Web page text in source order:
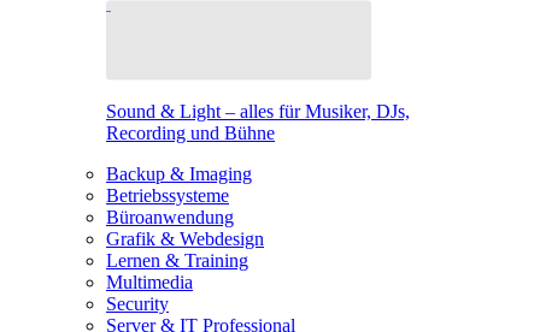
Sound & Light – alles für Musiker, DJs,
Recording und Bühne
Backup & Imaging
Betriebssysteme
Büroanwendung
Grafik & Webdesign
Lernen & Training
Multimedia
Security
Server & IT Professional